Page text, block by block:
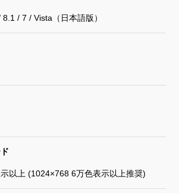
/ 7 / Vista（日本語版）
以上 (1024×768 6万色表示以上推奨)